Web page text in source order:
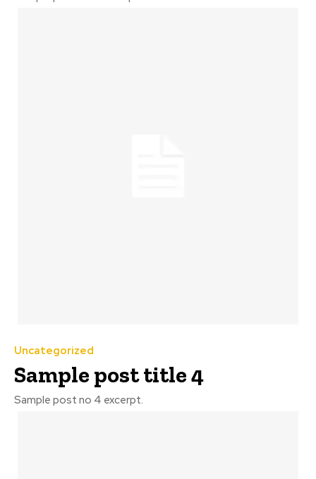
Uncategorized
Sample post title 4
Sample post no 4 excerpt.